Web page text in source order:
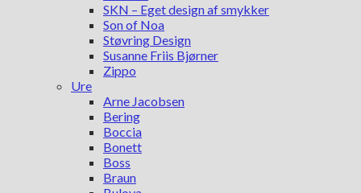
SKN – Eget design af smykker
Son of Noa
Støvring Design
Susanne Friis Bjørner
Zippo
Ure
Arne Jacobsen
Bering
Boccia
Bonett
Boss
Braun